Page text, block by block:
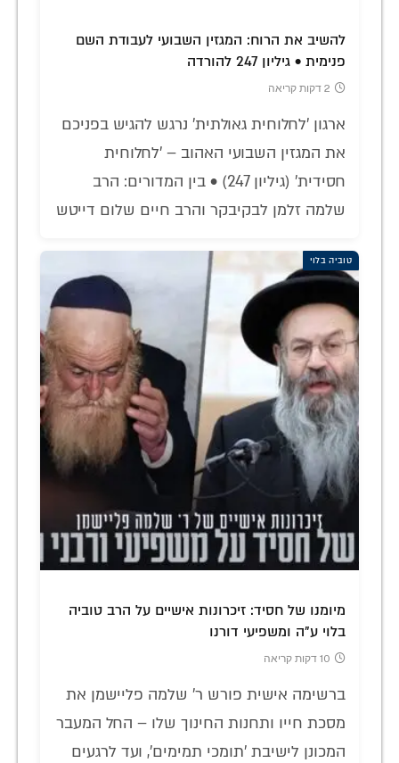
להשיב את הרוח: המגזין השבועי לעבודת השם
פנימית • גיליון 247 להורדה
2 דקות קריאה
ארגון 'לחלוחית גאולתית' נרגש להגיש בפניכם
את המגזין השבועי האהוב – 'לחלוחית
חסידית' (גיליון 247) • בין המדורים: הרב
שלמה זלמן לבקיבקר והרב חיים שלום דייטש
טוביה בלוי
מיומנו של חסיד: זיכרונות אישיים על הרב טוביה
בלוי ע"ה ומשפיעי דורנו
10 דקות קריאה
ברשימה אישית פורש ר' שלמה פליישמן את
מסכת חייו ותחנות החינוך שלו – החל המעבר
המכונן לישיבת 'תומכי תמימים', ועד לרגעים